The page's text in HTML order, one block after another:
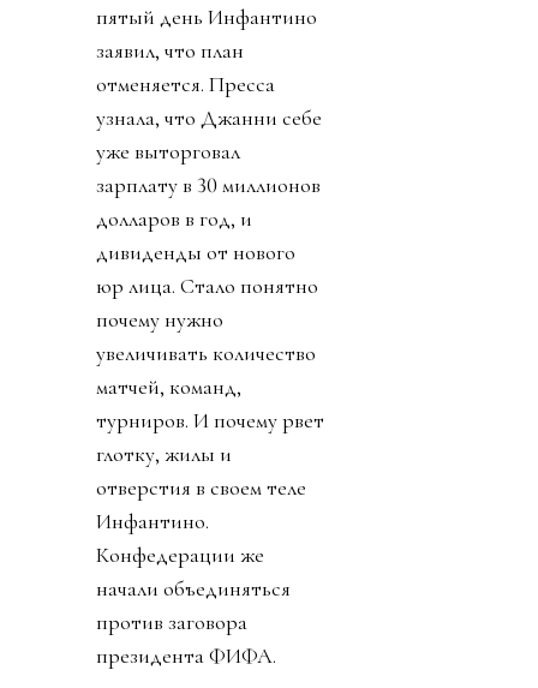
пятый день Инфантино
заявил, что план
отменяется. Пресса
узнала, что Джанни себе
уже выторговал
зарплату в 30 миллионов
долларов в год, и
дивиденды от нового
юр лица. Стало понятно
почему нужно
увеличивать количество
матчей, команд,
турниров. И почему рвет
глотку, жилы и
отверстия в своем теле
Инфантино.
Конфедерации же
начали объединяться
против заговора
президента ФИФА.